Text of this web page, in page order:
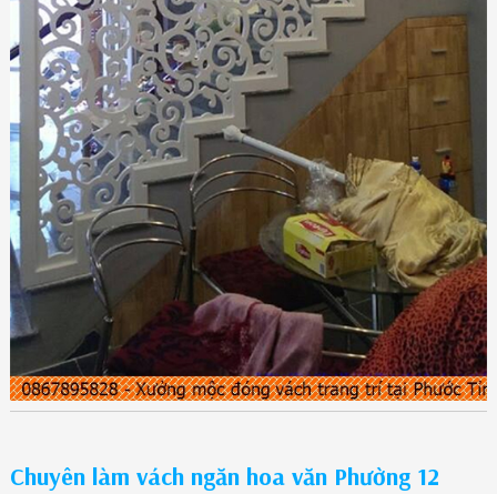
Chuyên làm vách ngăn hoa văn Phường 12